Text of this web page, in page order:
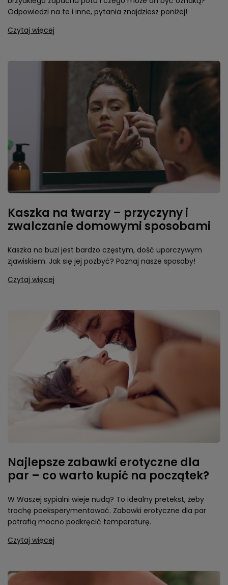
Odpowiedzi na te i inne, pytania znajdziesz poniżej!
Czytaj więcej
Kaszka na twarzy – przyczyny i
zwalczanie domowymi sposobami
Kaszka na buzi jest bardzo częstym, dość uporczywym
zjawiskiem. Jak się jej pozbyć? Poznaj nasze sposoby!
Czytaj więcej
Najlepsze zabawki erotyczne dla
par – co warto kupić na początek?
W Waszej sypialni wieje nudą? To idealny pretekst, żeby
trochę poeksperymentować. Zabawki erotyczne dla par
potrafią mocno podkręcić temperaturę.
Czytaj więcej